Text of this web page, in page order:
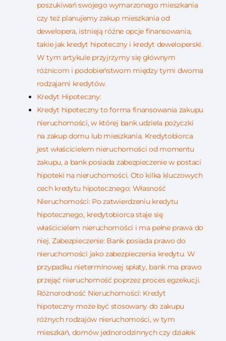
poszukiwań swojego wymarzonego mieszkania
czy też planujemy zakup mieszkania od
dewelopera, istnieją różne opcje finansowania,
takie jak kredyt hipoteczny i kredyt deweloperski.
W tym artykule przyjrzymy się głównym
różnicom i podobieństwom między tymi dwoma
rodzajami kredytów.
Kredyt Hipoteczny:
Kredyt hipoteczny to forma finansowania zakupu
nieruchomości, w której bank udziela pożyczki
na zakup domu lub mieszkania. Kredytobiorca
jest właścicielem nieruchomości od momentu
zakupu, a bank posiada zabezpieczenie w postaci
hipoteki na nieruchomości. Oto kilka kluczowych
cech kredytu hipotecznego: Własność
Nieruchomości: Po zatwierdzeniu kredytu
hipotecznego, kredytobiorca staje się
właścicielem nieruchomości i ma pełne prawa do
niej. Zabezpieczenie: Bank posiada prawo do
nieruchomości jako zabezpieczenia kredytu. W
przypadku nieterminowej spłaty, bank ma prawo
przejąć nieruchomość poprzez proces egzekucji.
Różnorodność Nieruchomości: Kredyt
hipoteczny może być stosowany do zakupu
różnych rodzajów nieruchomości, w tym
mieszkań, domów jednorodzinnych czy działek